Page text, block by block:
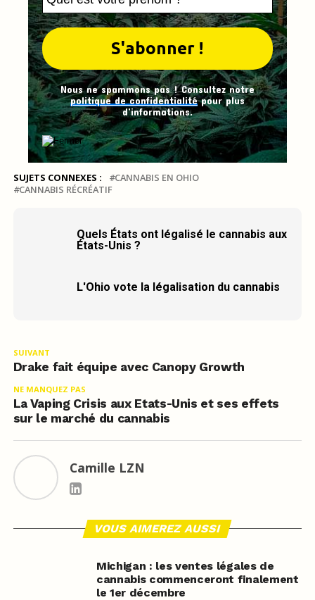
Nous ne spammons pas ! Consultez notre
politique de confidentialitépour plus
d’informations.
SUJETS CONNEXES :
CANNABIS EN OHIO
CANNABIS RÉCRÉATIF
Quels États ont légalisé le cannabis aux
États-Unis ?
L'Ohio vote la légalisation du cannabis
SUIVANT
Drake fait équipe avec Canopy Growth
NE MANQUEZ PAS
La Vaping Crisis aux Etats-Unis et ses effets
sur le marché du cannabis
Camille LZN
VOUS AIMEREZ AUSSI
Michigan : les ventes légales de
cannabis commenceront finalement
le 1er décembre